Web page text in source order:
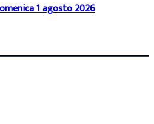
1 agosto 2026